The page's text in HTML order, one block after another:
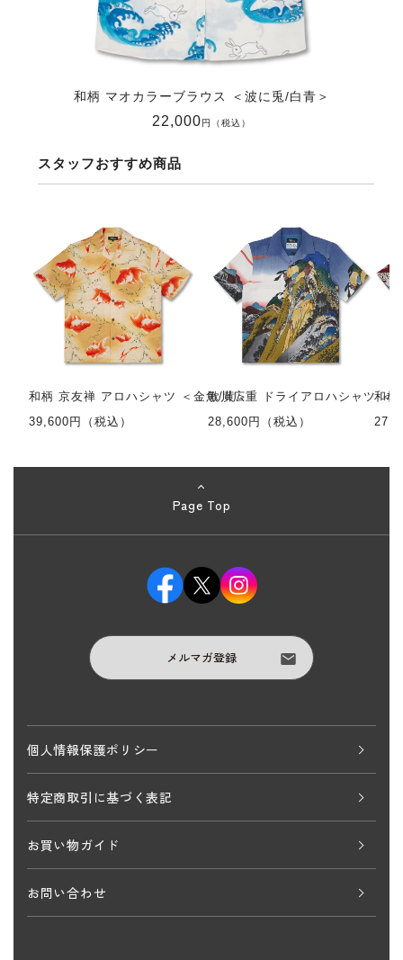
和柄 マオカラーブラウス ＜波に兎/白青＞
22,000円（税込）
スタッフおすすめ商品
和柄 京友禅 アロハシャツ ＜金魚/黄＞
39,600円（税込）
歌川広重 ドライアロハシャツ ＜
28,600円（税込）
和柄
Page Top
メルマガ登録
個人情報保護ポリシー
特定商取引に基づく表記
お買い物ガイド
お問い合わせ